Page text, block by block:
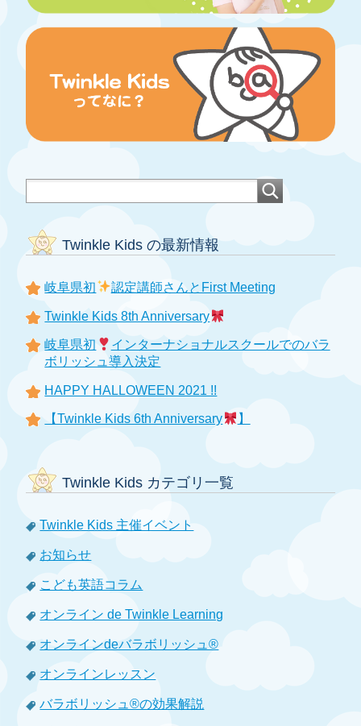
Twinkle Kids の最新情報
岐阜県初 認定講師さんとFirst Meeting
Twinkle Kids 8th Anniversary
岐阜県初
インターナショナルスクールでのバラ
ボリッシュ導入決定
HAPPY HALLOWEEN 2021 !!
【Twinkle Kids 6th Anniversary 】
Twinkle Kids カテゴリ一覧
Twinkle Kids 主催イベント
お知らせ
こども英語コラム
オンライン de Twinkle Learning
オンラインdeバラボリッシュ®
オンラインレッスン
バラボリッシュ®の効果解説